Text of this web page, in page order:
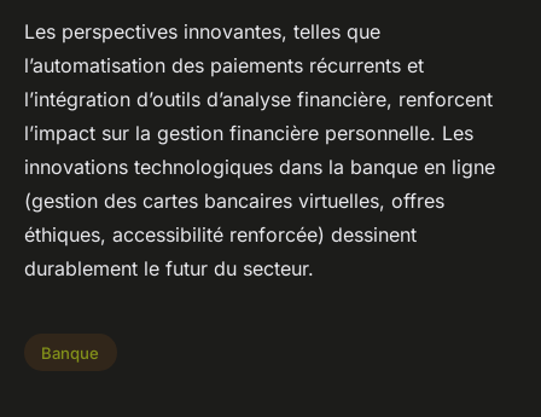
Les perspectives innovantes, telles que
l’automatisation des paiements récurrents et
l’intégration d’outils d’analyse financière, renforcent
l’impact sur la gestion financière personnelle. Les
innovations technologiques dans la banque en ligne
(gestion des cartes bancaires virtuelles, offres
éthiques, accessibilité renforcée) dessinent
durablement le futur du secteur.
Banque